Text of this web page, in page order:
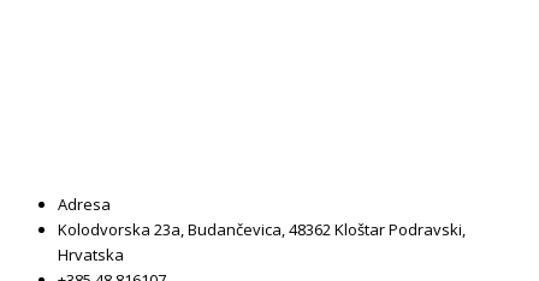
Adresa
Kolodvorska 23a, Budančevica, 48362 Kloštar Podravski,
Hrvatska